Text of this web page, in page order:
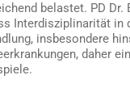
belastet. PD
Interdisziplinarität in
insbesondere
daher